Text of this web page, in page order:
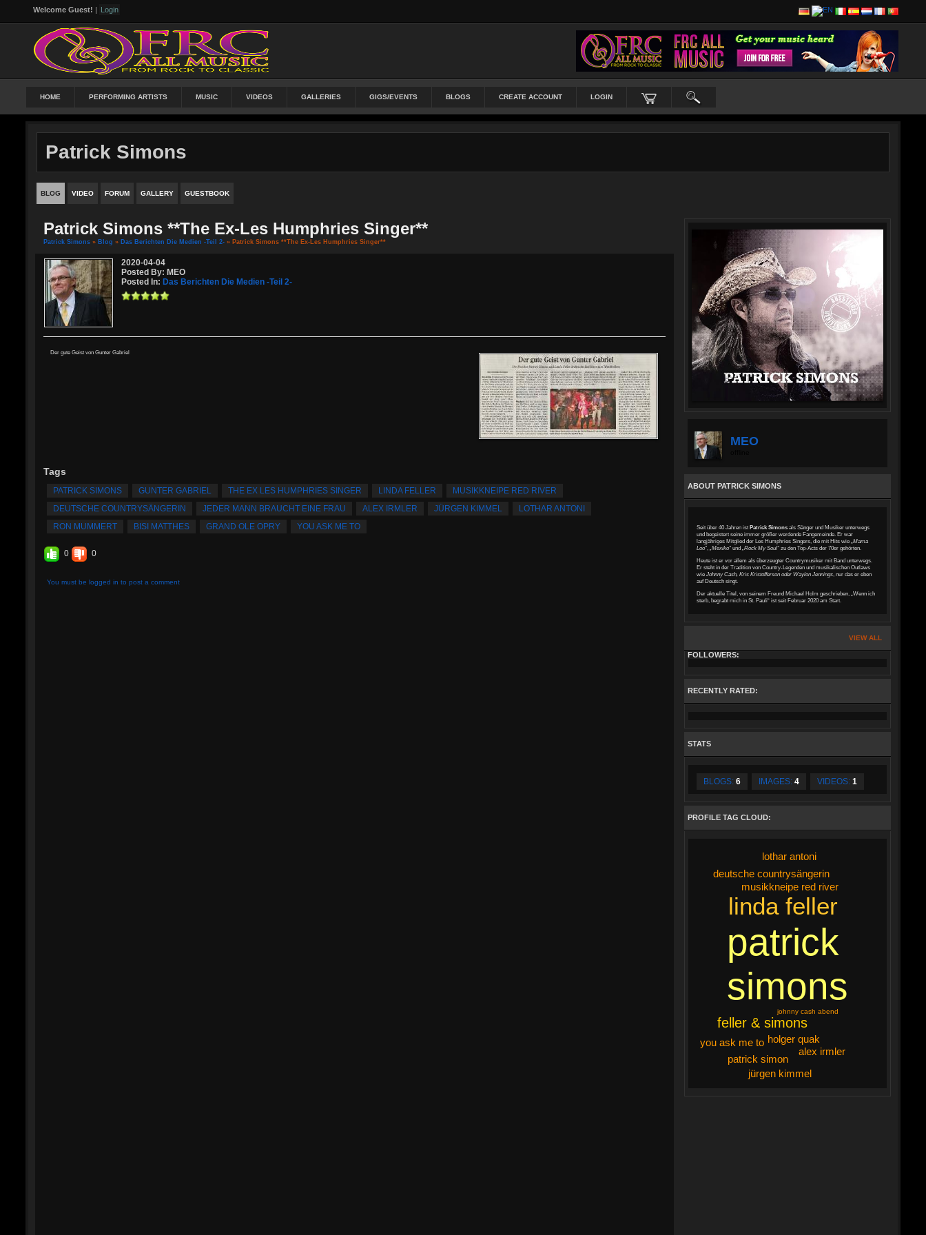
Welcome Guest! | Login
HOME PERFORMING ARTISTS MUSIC VIDEOS GALLERIES GIGS/EVENTS BLOGS CREATE ACCOUNT LOGIN
Patrick Simons
BLOG VIDEO FORUM GALLERY GUESTBOOK
Patrick Simons **The Ex-Les Humphries Singer**
Patrick Simons » Blog » Das Berichten Die Medien -Teil 2- » Patrick Simons **The Ex-Les Humphries Singer**
2020-04-04
Posted By: MEO
Posted In: Das Berichten Die Medien -Teil 2-
Der gute Geist von Gunter Gabriel
Tags
PATRICK SIMONS GUNTER GABRIEL THE EX LES HUMPHRIES SINGER LINDA FELLER
MUSIKKNEIPE RED RIVER
DEUTSCHE COUNTRYSÄNGERIN
JEDER MANN BRAUCHT EINE FRAU ALEX IRMLER JÜRGEN KIMMEL
LOTHAR ANTONI
RON MUMMERT
BISI MATTHES GRAND OLE OPRY YOU ASK ME TO
0 0
You must be logged in to post a comment
MEO
ABOUT PATRICK SIMONS
Seit über 40 Jahren ist Patrick Simonsals Sänger und Musiker unterwegs
und begeistert seine immer größer werdende Fangemeinde. Er war
langjähriges Mitglied der Les Humphries Singers, die mit Hits wie „Mama
Loo“, „Mexiko“und „Rock My Soul“zu den Top-Acts der 70er gehörten.
Heute ist er vor allem als überzeugter Countrymusiker mit Band unterwegs.
Er steht in der Tradition von Country-Legenden und musikalischen Outlaws
wie Johnny Cash, Kris Kristofferson oder Waylon Jennings, nur das er eben
auf Deutsch singt.
Der aktuelle Titel, von seinem Freund Michael Holm geschrieben, „Wenn ich
sterb, begrabt mich in St. Pauli“ ist seit Februar 2020 am Start.
VIEW ALL
FOLLOWERS:
RECENTLY RATED:
STATS
BLOGS: 6 IMAGES: 4 VIDEOS: 1
PROFILE TAG CLOUD:
patrick
simons
linda feller
feller & simons
holger quak
musikkneipe red river
deutsche countrysängerin
patrick simon
alex irmler
jürgen kimmel
lothar antoni
you ask me to
johnny cash abend